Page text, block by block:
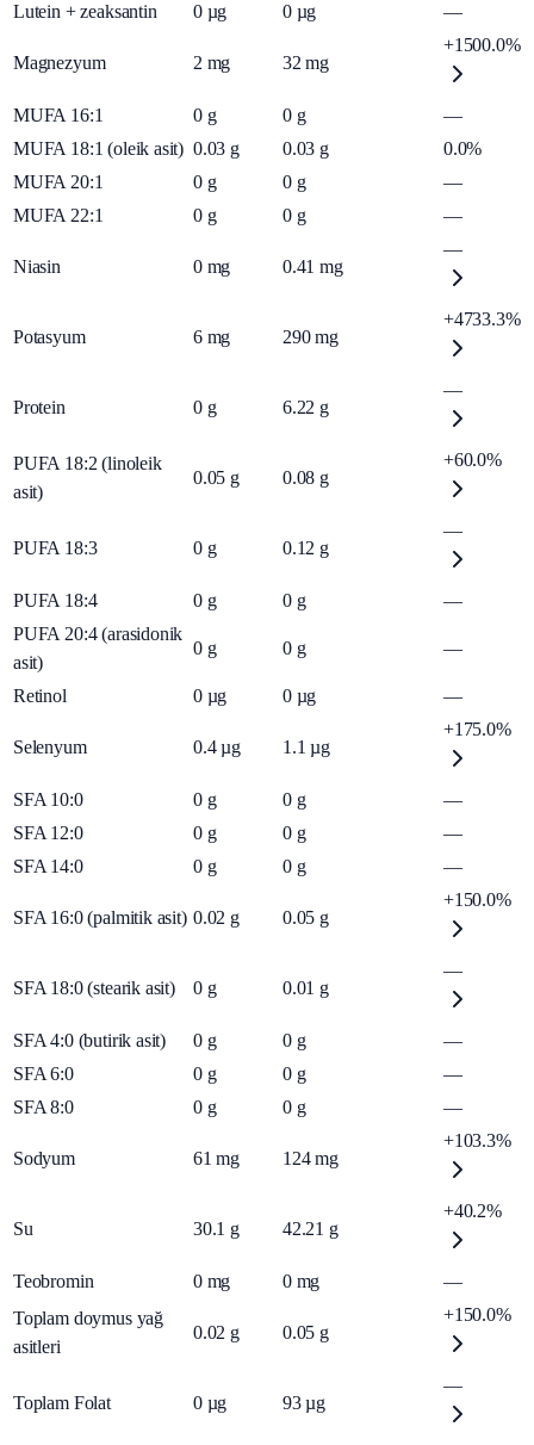
Lutein + zeaksantin
0 µg 0 µg —
Magnezyum 2 mg 32 mg
+1500.0%
MUFA 16:1 0 g 0 g
—
MUFA 18:1 (oleik asit) 0.03 g 0.03 g
0.0%
MUFA 20:1
0 g 0 g
—
MUFA 22:1
0 g 0 g —
Niasin 0 mg 0.41 mg
—
Potasyum 6 mg 290 mg
+4733.3%
Protein 0 g 6.22 g
—
PUFA 18:2 (linoleik
asit)
0.05 g 0.08 g
+60.0%
PUFA 18:3 0 g 0.12 g
—
PUFA 18:4 0 g 0 g
—
PUFA 20:4 (arasidonik
asit)
0 g 0 g —
Retinol 0 µg 0 µg —
Selenyum 0.4 µg 1.1 µg
+175.0%
SFA 10:0 0 g 0 g
—
SFA 12:0
0 g 0 g
—
SFA 14:0
0 g 0 g —
SFA 16:0 (palmitik asit) 0.02 g 0.05 g
+150.0%
SFA 18:0 (stearik asit) 0 g 0.01 g
—
SFA 4:0 (butirik asit) 0 g 0 g
—
SFA 6:0
0 g 0 g
—
SFA 8:0
0 g 0 g —
Sodyum 61 mg 124 mg
+103.3%
Su 30.1 g 42.21 g
+40.2%
Teobromin 0 mg 0 mg
—
Toplam doymus yağ
asitleri
0.02 g 0.05 g
+150.0%
Toplam Folat 0 µg 93 µg
—